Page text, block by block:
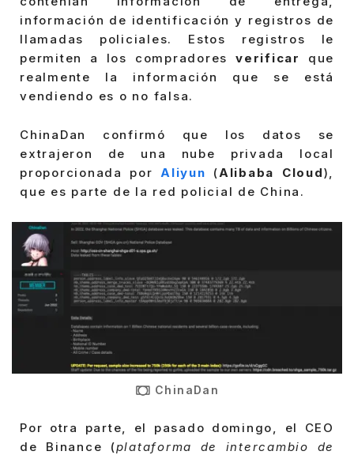
información de identificación y registros de
llamadas policiales. Estos registros le
permiten a los compradoresverificar
que
realmente la información que se está
vendiendo es o no falsa.
ChinaDan confirmó que los datos se
extrajeron de una nube privada local
proporcionada porAliyun (Alibaba Cloud),
que es parte de la red policial de China.
ChinaDan
Por otra parte, el pasado domingo, el CEO
de Binance (plataforma de intercambio de